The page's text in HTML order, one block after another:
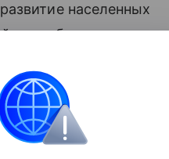
населенных
общественных
социальной
Обновленные
с 2025 года.